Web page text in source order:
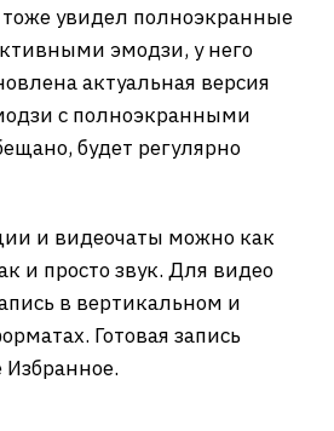
увидел полноэкранные
эмодзи, у него
актуальная версия
с полноэкранными
будет регулярно
и видеочаты можно как
и просто звук. Для видео
в вертикальном и
Готовая запись
Избранное.